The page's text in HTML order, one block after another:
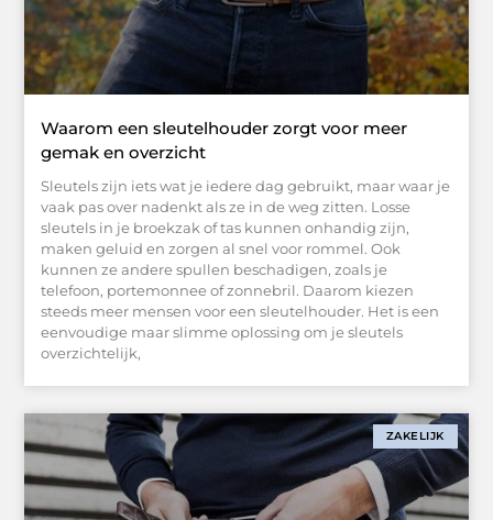
Waarom een sleutelhouder zorgt voor meer
gemak en overzicht
Sleutels zijn iets wat je iedere dag gebruikt, maar waar je
vaak pas over nadenkt als ze in de weg zitten. Losse
sleutels in je broekzak of tas kunnen onhandig zijn,
maken geluid en zorgen al snel voor rommel. Ook
kunnen ze andere spullen beschadigen, zoals je
telefoon, portemonnee of zonnebril. Daarom kiezen
steeds meer mensen voor een sleutelhouder. Het is een
eenvoudige maar slimme oplossing om je sleutels
overzichtelijk,
ZAKELIJK